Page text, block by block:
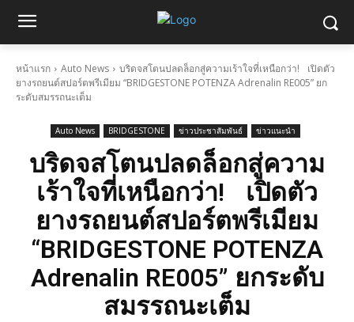
หน้าแรก Auto News
บริดจสโตนปลดล็อกสู่ความเร้าใจที่เหนือกว่า! เปิดตัว
ยางรถยนต์สปอร์ตพรีเมียม “BRIDGESTONE POTENZA Adrenalin RE005” ยก
ระดับสมรรถนะเต็ม
Auto News BRIDGESTONE ข่าวประชาสัมพันธ์ ข่าวแนะนำ
บริดจสโตนปลดล็อกสู่ความ
เร้าใจที่เหนือกว่า! เปิดตัว
ยางรถยนต์สปอร์ตพรีเมียม
“BRIDGESTONE POTENZA
Adrenalin RE005” ยกระดับ
สมรรถนะเต็ม